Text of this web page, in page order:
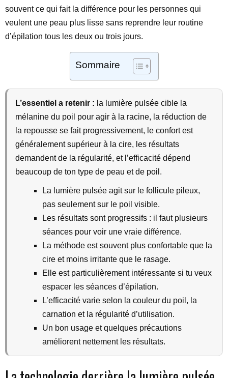
souvent ce qui fait la différence pour les personnes qui
veulent une peau plus lisse sans reprendre leur routine
d’épilation tous les deux ou trois jours.
Sommaire
L’essentiel a retenir : la lumière pulsée cible la
mélanine du poil pour agir à la racine, la réduction de
la repousse se fait progressivement, le confort est
généralement supérieur à la cire, les résultats
demandent de la régularité, et l’efficacité dépend
beaucoup de ton type de peau et de poil.
La lumière pulsée agit sur le follicule pileux,
pas seulement sur le poil visible.
Les résultats sont progressifs : il faut plusieurs
séances pour voir une vraie différence.
La méthode est souvent plus confortable que la
cire et moins irritante que le rasage.
Elle est particulièrement intéressante si tu veux
espacer les séances d’épilation.
L’efficacité varie selon la couleur du poil, la
carnation et la régularité d’utilisation.
Un bon usage et quelques précautions
améliorent nettement les résultats.